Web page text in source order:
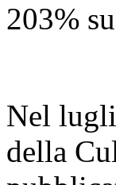
203%
Nel
della